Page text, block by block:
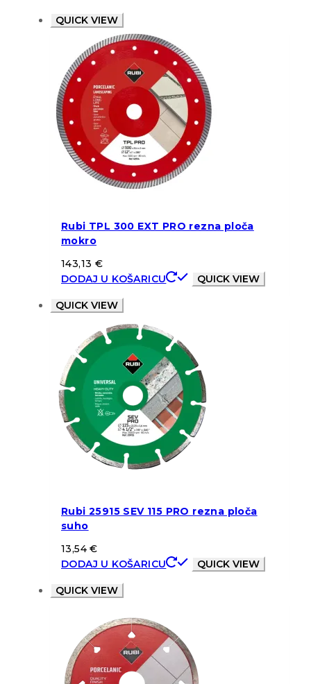
QUICK VIEW
Rubi TPL 300 EXT PRO rezna ploča
mokro
143,13 €
DODAJ U KOŠARICU
QUICK VIEW
QUICK VIEW
Rubi 25915 SEV 115 PRO rezna ploča
suho
13,54€
DODAJ U KOŠARICU
QUICK VIEW
QUICK VIEW